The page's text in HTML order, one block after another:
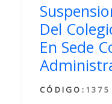
Del
En Sede
CÓDIGO: 1375